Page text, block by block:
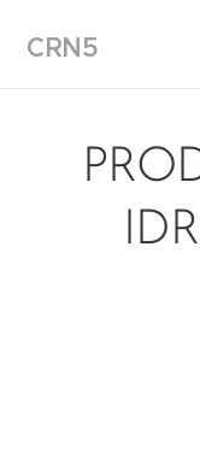
CRN5